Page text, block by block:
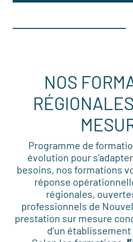
NOS
Programme de
évolution pour
besoins, nos formations
réponse
régionales,
professionnels de
prestation sur mesure
d’un